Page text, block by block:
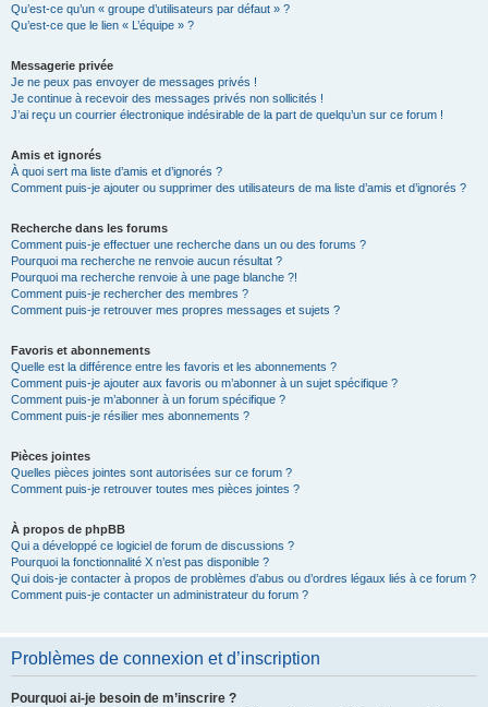
Qu’est-ce qu’un « groupe d’utilisateurs par défaut » ?
Qu’est-ce que le lien « L’équipe » ?
Messagerie privée
Je ne peux pas envoyer de messages privés !
Je continue à recevoir des messages privés non sollicités !
J’ai reçu un courrier électronique indésirable de la part de quelqu’un sur ce forum !
Amis et ignorés
À quoi sert ma liste d’amis et d’ignorés ?
Comment puis-je ajouter ou supprimer des utilisateurs de ma liste d’amis et d’ignorés ?
Recherche dans les forums
Comment puis-je effectuer une recherche dans un ou des forums ?
Pourquoi ma recherche ne renvoie aucun résultat ?
Pourquoi ma recherche renvoie à une page blanche ?!
Comment puis-je rechercher des membres ?
Comment puis-je retrouver mes propres messages et sujets ?
Favoris et abonnements
Quelle est la différence entre les favoris et les abonnements ?
Comment puis-je ajouter aux favoris ou m’abonner à un sujet spécifique ?
Comment puis-je m’abonner à un forum spécifique ?
Comment puis-je résilier mes abonnements ?
Pièces jointes
Quelles pièces jointes sont autorisées sur ce forum ?
Comment puis-je retrouver toutes mes pièces jointes ?
À propos de phpBB
Qui a développé ce logiciel de forum de discussions ?
Pourquoi la fonctionnalité X n’est pas disponible ?
Qui dois-je contacter à propos de problèmes d’abus ou d’ordres légaux liés à ce forum ?
Comment puis-je contacter un administrateur du forum ?
Problèmes de connexion et d’inscription
Pourquoi ai-je besoin de m’inscrire ?